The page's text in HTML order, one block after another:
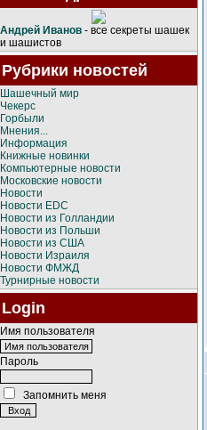
Андрей Иванов - все секреты шашек
и шашистов
Рубрики новостей
Шашечный мир
Чекерс
Горбыли
Мнения...
Информация
Книжные новинки
Компьютерные новости
Московские новости
Новости
Новости EDC
Новости из Голландии
Новости из Польши
Новости из США
Новости Израиля
Новости ФМЖД
Турнирные новости
Login
Имя пользователя
Пароль
Запомнить меня